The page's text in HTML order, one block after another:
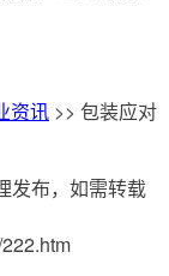
资讯 >> 包装应对
发布，如需转载